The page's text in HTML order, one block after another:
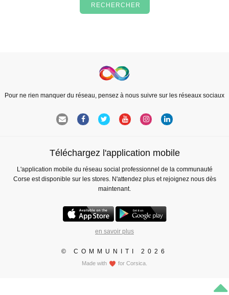
RECHERCHER
Pour ne rien manquer du réseau, pensez à nous suivre sur les réseaux sociaux
Téléchargez l'application mobile
L'application mobile du réseau social professionnel de la communauté
Corse est disponible sur les stores. N'attendez plus et rejoignez nous dès
maintenant.
en savoir plus
© COMMUNITI 2026
Made with for Corsica.